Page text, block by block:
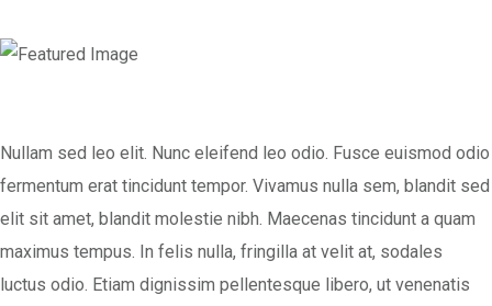
Nullam sed leo elit. Nunc eleifend leo odio. Fusce euismod odio
fermentum erat tincidunt tempor. Vivamus nulla sem, blandit sed
elit sit amet, blandit molestie nibh. Maecenas tincidunt a quam
maximus tempus. In felis nulla, fringilla at velit at, sodales
luctus odio. Etiam dignissim pellentesque libero, ut venenatis